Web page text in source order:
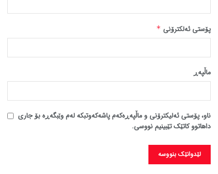
پۆستی ئەلکترۆنی *
ماڵپه‌ڕ
ناو، پۆستی ئەلیکترۆنی و ماڵپەڕەکەم پاشەکەوتبکە لەم وێبگەڕە بۆ جاری
داهاتوو کاتێک تێبینیم نووسی.